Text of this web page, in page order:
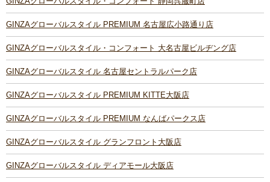
GINZAグローバルスタイル PREMIUM 名古屋広小路通り店
GINZAグローバルスタイル・コンフォート 大名古屋ビルヂング店
GINZAグローバルスタイル 名古屋セントラルパーク店
GINZAグローバルスタイル PREMIUM KITTE大阪店
GINZAグローバルスタイル PREMIUM なんばパークス店
GINZAグローバルスタイル グランフロント大阪店
GINZAグローバルスタイル ディアモール大阪店